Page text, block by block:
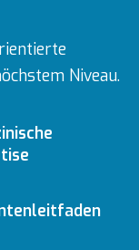
Niveau.